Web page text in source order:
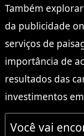
Também
da publicidade
serviços de
importância de
resultados das
investimentos
Você vai